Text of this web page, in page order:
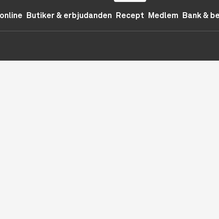
Butiker & erbjudanden Recept Medlem Bank &